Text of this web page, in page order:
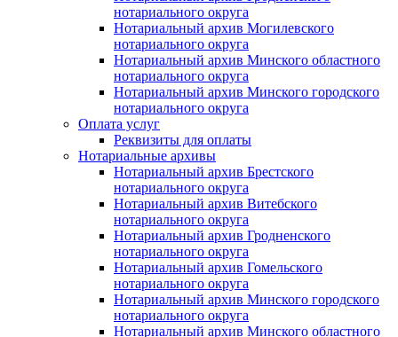
нотариального округа
Нотариальный архив Могилевского
нотариального округа
Нотариальный архив Минского областного
нотариального округа
Нотариальный архив Минского городского
нотариального округа
Оплата услуг
Реквизиты для оплаты
Нотариальные архивы
Нотариальный архив Брестского
нотариального округа
Нотариальный архив Витебского
нотариального округа
Нотариальный архив Гродненского
нотариального округа
Нотариальный архив Гомельского
нотариального округа
Нотариальный архив Минского городского
нотариального округа
Нотариальный архив Минского областного